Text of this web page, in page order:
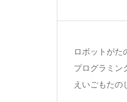
ロボットがた
プログラミン
えいごもたの